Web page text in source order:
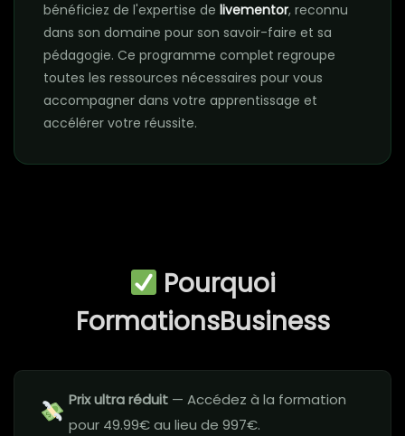
bénéficiez de l'expertise de livementor, reconnu
dans son domaine pour son savoir-faire et sa
pédagogie. Ce programme complet regroupe
toutes les ressources nécessaires pour vous
accompagner dans votre apprentissage et
accélérer votre réussite.
Pourquoi
FormationsBusiness
Prix ultra réduit — Accédez à la formation
pour 49.99€ au lieu de 997€.